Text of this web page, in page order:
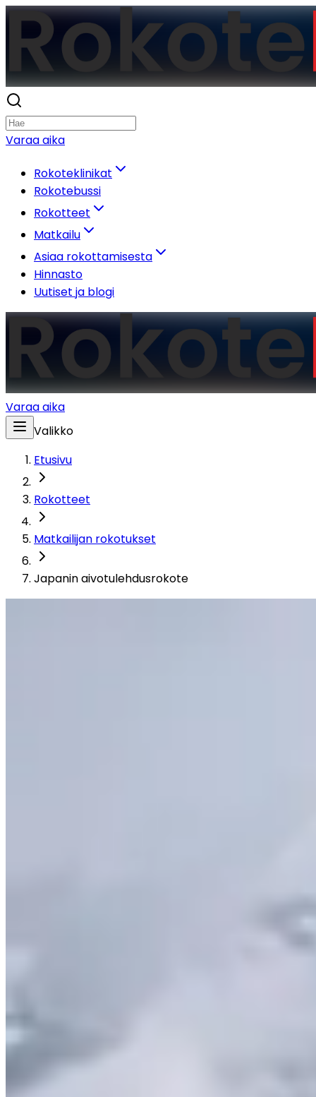
Varaa aika
Rokoteklinikat
Rokotebussi
Rokotteet
Matkailu
Asiaa rokottamisesta
Hinnasto
Uutiset ja blogi
Varaa aika
Valikko
Etusivu
Rokotteet
Matkailijan rokotukset
Japanin aivotulehdusrokote